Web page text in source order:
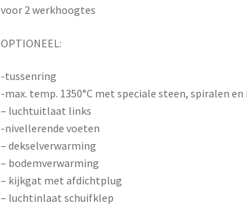
voor 2 werkhoogtes
OPTIONEEL:
-tussenring
-max. temp. 1350°C met speciale steen, spiralen
– luchtuitlaat links
-nivellerende voeten
– dekselverwarming
– bodemverwarming
– kijkgat met afdichtplug
– luchtinlaat schuifklep